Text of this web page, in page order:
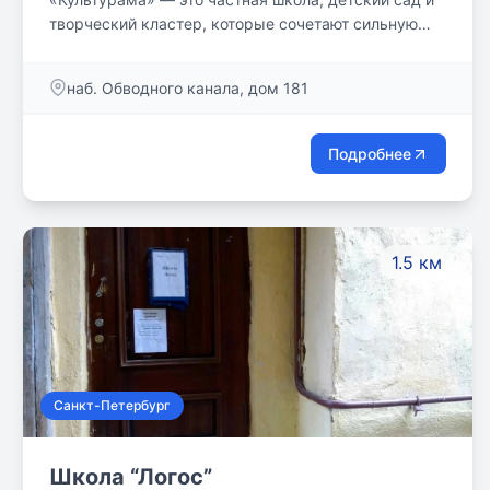
творческий кластер, которые сочетают сильную
наб. Обводного канала, дом 181
Подробнее
1.5 км
Санкт-Петербург
Школа “Логос”